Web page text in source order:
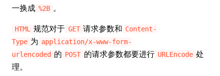
一换成 %2B 。
HTML 规范对于 GET 请求参数和 Content-
Type 为 application/x-www-form-
urlencoded 的 POST 的请求参数都要进行 URLEncode 处
理。